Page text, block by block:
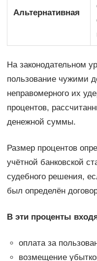
Альтернативная
На законодательном
пользование чужими
неправомерного их
процентов,
денежной суммы.
Размер процентов
учётной банковской
судебного решения,
был определён
В эти проценты
оплата за
возмещение